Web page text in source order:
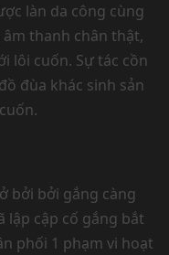
làn da công cùng
thanh chân thật,
lôi cuốn. Sự tác cồn
đùa khác sinh sản
bởi bởi gắng càng
lập cập cố gắng bắt
phối 1 phạm vi hoạt